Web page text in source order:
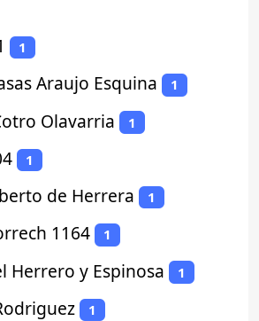
1
Araujo Esquina 1
Olavarria 1
1
de Herrera 1
1164 1
Herrero y Espinosa 1
1